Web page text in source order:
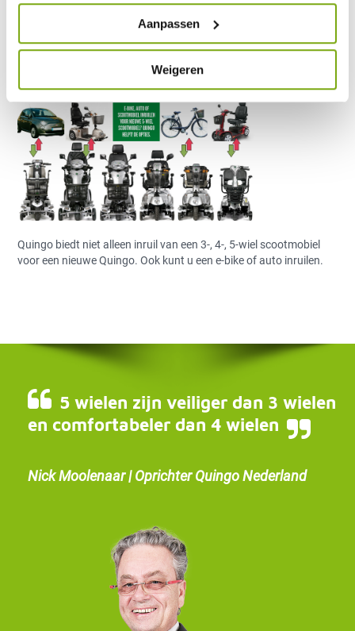
Aanpassen
Weigeren
scootmobiel-inruilen-
quingo-helpt-opties
Quingo biedt niet alleen inruil van een 3-, 4-, 5-wiel scootmobiel
voor een nieuwe Quingo. Ook kunt u een e-bike of auto inruilen.
5 wielen zijn veiliger dan 3 wielen
en comfortabeler dan 4 wielen
Nick Moolenaar | Oprichter Quingo Nederland